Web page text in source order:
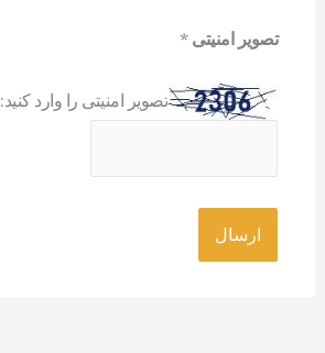
تصویر امنیتی*
تصویر امنیتی را وارد کنید: